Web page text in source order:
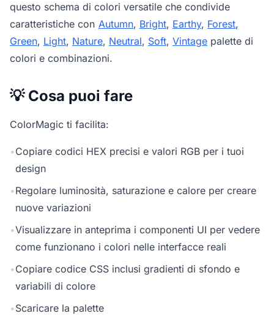
questo schema di colori versatile che condivide
caratteristiche con Autumn, Bright, Earthy, Forest,
Green, Light, Nature, Neutral, Soft, Vintage palette di
colori e combinazioni.
💡 Cosa puoi fare
ColorMagic ti facilita:
•Copiare codici HEX precisi e valori RGB per i tuoi
design
•Regolare luminosità, saturazione e calore per creare
nuove variazioni
•Visualizzare in anteprima i componenti UI per vedere
come funzionano i colori nelle interfacce reali
•Copiare codice CSS inclusi gradienti di sfondo e
variabili di colore
•Scaricare la palette